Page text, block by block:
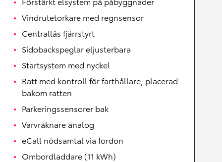
Vindrutetorkare med regnsensor
Centrallås fjärrstyrt
Sidobackspeglar eljusterbara
Startsystem med nyckel
Ratt med kontroll för farthållare, placerad
bakom ratten
Parkeringssensorer bak
Varvräknare analog
eCall nödsamtal via fordon
Ombordladdare (11 kWh)